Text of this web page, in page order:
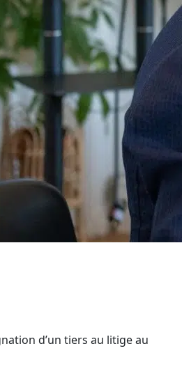
d’un tiers au litige au